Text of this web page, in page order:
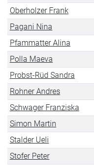
Oberholzer Frank
Pagani Nina
Pfammatter Alina
Polla Maeva
Probst-Rüd Sandra
Rohner Andres
Schwager Franziska
Simon Martin
Stalder Ueli
Stofer Peter